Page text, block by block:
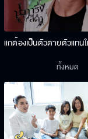
แกต้องเป็นตัวตายตัวแทน
ทั้งหมด